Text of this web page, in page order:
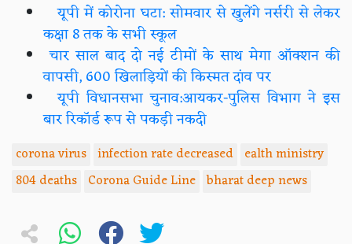
यूपी में कोरोना घटा: सोमवार से खुलेंगे नर्सरी से लेकर
कक्षा 8 तक के सभी स्कूल
चार साल बाद दो नई टीमों के साथ मेगा ऑक्शन की
वापसी, 600 खिलाड़ियों की किस्मत दांव पर
यूपी विधानसभा चुनाव:आयकर-पुलिस विभाग ने इस
बार रिकॉर्ड रूप से पकड़ी नकदी
corona virus infection rate decreased ealth ministry
804 deaths Corona Guide Line bharat deep news